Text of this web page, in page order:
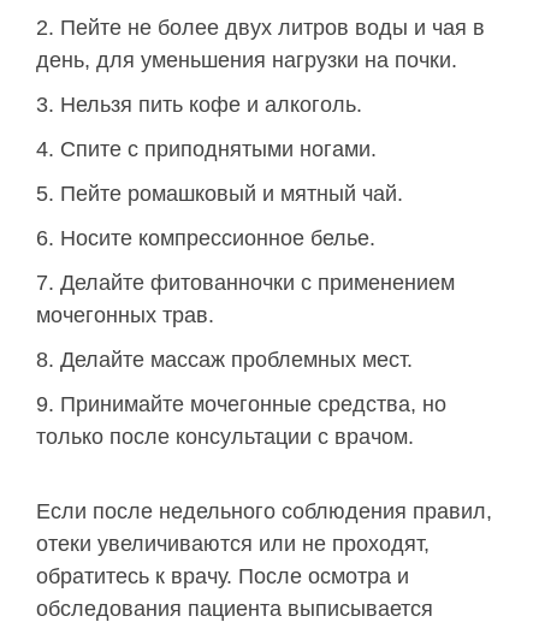
Пейте не более двух литров воды и чая в
день, для уменьшения нагрузки на почки.
Нельзя пить кофе и алкоголь.
Спите с приподнятыми ногами.
Пейте ромашковый и мятный чай.
Носите компрессионное белье.
Делайте фитованночки с применением
мочегонных трав.
Делайте массаж проблемных мест.
Принимайте мочегонные средства, но
только после консультации с врачом.
Если после недельного соблюдения правил,
отеки увеличиваются или не проходят,
обратитесь к врачу. После осмотра и
обследования пациента выписывается